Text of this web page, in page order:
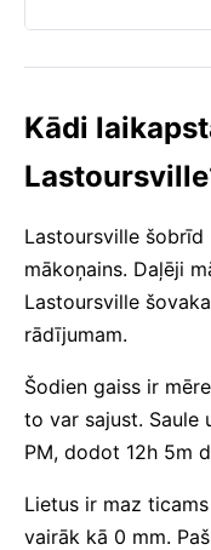
Kādi
Lastoursville šobrīd
mākoņains. Daļēji
Lastoursville
rādījumam.
Šodien gaiss ir
to var sajust. Saule
PM, dodot 12h 5m
Lietus ir maz
vairāk kā 0 mm.